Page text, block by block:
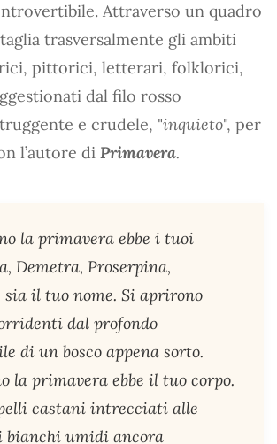
Attraverso un quadro
trasversalmente gli ambiti
pittorici, letterari, folklorici,
dal filo rosso
e crudele, "inquieto", per
l’autore di Primavera.
la primavera ebbe i tuoi
Demetra, Proserpina,
sia il tuo nome. Si aprirono
dal profondo
di un bosco appena sorto.
la primavera ebbe il tuo corpo.
castani intrecciati alle
bianchi umidi ancora